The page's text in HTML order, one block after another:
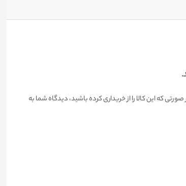
که این کالا را از خریداری کرده باشید، دیدگاه شما به